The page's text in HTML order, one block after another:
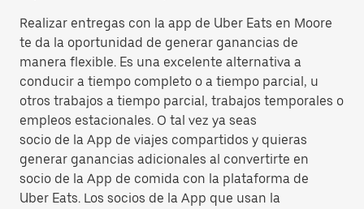
Realizar entregas con la app de Uber Eats en Moore
te da la oportunidad de generar ganancias de
manera flexible. Es una excelente alternativa a
conducir a tiempo completo o a tiempo parcial, u
otros trabajos a tiempo parcial, trabajos temporales o
empleos estacionales. O tal vez ya seas
socio de la App de viajes compartidos y quieras
generar ganancias adicionales al convertirte en
socio de la App de comida con la plataforma de
Uber Eats. Los socios de la App que usan la